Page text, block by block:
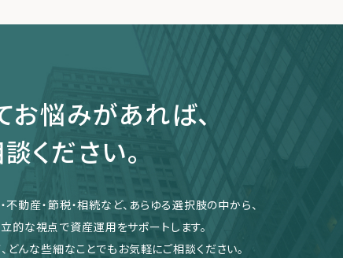
悩みがあれば、
ください。
不動産・節税・相続など、あらゆる選択肢の中から、
的な視点で資産運用をサポートします。
んな些細なことでもお気軽にご相談ください。